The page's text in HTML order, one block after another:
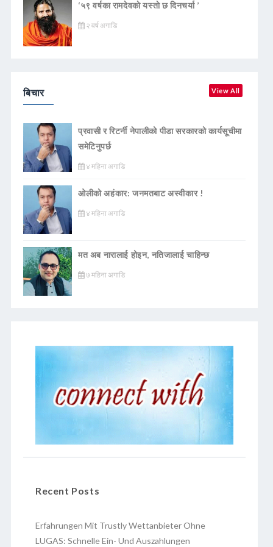
‘५९ वर्षका रामदेवकाे यस्ताे छ दिनचर्या ’
२ वर्ष अगाडि
बिचार View All
प्रवासी र रिटर्नी नेपालीको पीडा सरकारको कार्यसूचीमा
समेटिनुपर्छ
४ महिना अगाडि
ओलीको अहंकार: जनमतबाट अस्वीकार !
४ महिना अगाडि
मत अब नारालाई होइन, नतिजालाई चाहिन्छ
७ महिना अगाडि
Recent Posts
Erfahrungen Mit Trustly Wettanbieter Ohne
LUGAS: Schnelle Ein- Und Auszahlungen